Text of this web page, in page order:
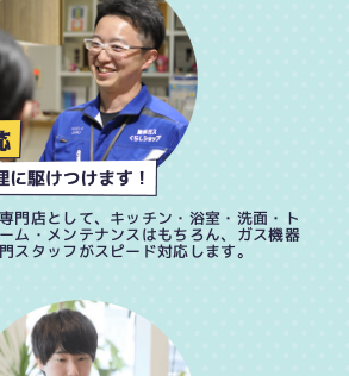
門店として、キッチン・浴室・洗面・ト
ム・メンテナンスはもちろん、ガス機器
スタッフがスピード対応します。